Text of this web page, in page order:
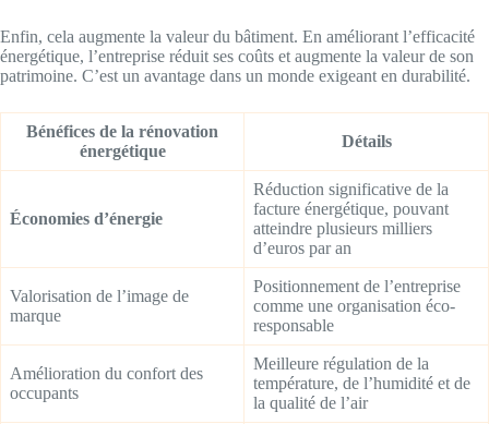
Enfin, cela augmente la valeur du bâtiment. En améliorant l’efficacité
énergétique, l’entreprise réduit ses coûts et augmente la valeur de son
patrimoine. C’est un avantage dans un monde exigeant en durabilité.
Bénéfices de la rénovation
énergétique
Détails
Économies d’énergie
Réduction significative de la
facture énergétique, pouvant
atteindre plusieurs milliers
d’euros par an
Valorisation de l’image de
marque
Positionnement de l’entreprise
comme une organisation éco-
responsable
Amélioration du confort des
occupants
Meilleure régulation de la
température, de l’humidité et de
la qualité de l’air